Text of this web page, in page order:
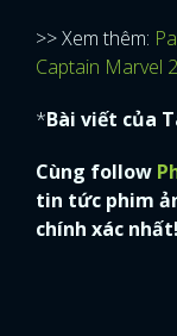
>> Xem thêm:
Captain Marvel 2
*Bài viết của
Cùng follow
tin tức phim
chính xác nhất!